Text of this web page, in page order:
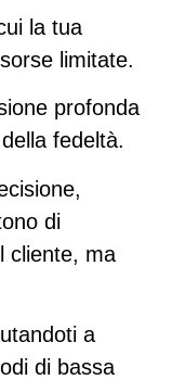
la tua
limitate.
profonda
fedeltà.
,
di
cliente, ma
a
di bassa